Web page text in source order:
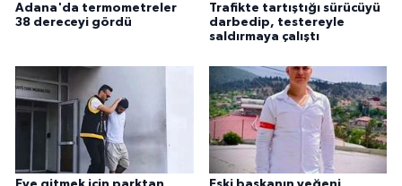
Adana'da termometreler
38 dereceyi gördü
Trafikte tartıştığı sürücüyü
darbedip, testereyle
saldırmaya çalıştı